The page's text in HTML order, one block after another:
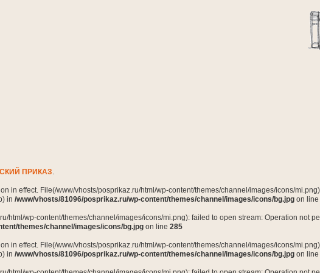
ПРИКАЗ.
in effect. File(/www/vhosts/posprikaz.ru/html/wp-content/themes/channel/images/icons/
in /www/vhosts/81096/posprikaz.ru/wp-content/themes/channel/images/icons/bg.jpg on line
html/wp-content/themes/channel/images/icons/mi.png): failed to open stream: Operation not
themes/channel/images/icons/bg.jpg on line 285
in effect. File(/www/vhosts/posprikaz.ru/html/wp-content/themes/channel/images/icons/
in /www/vhosts/81096/posprikaz.ru/wp-content/themes/channel/images/icons/bg.jpg on line